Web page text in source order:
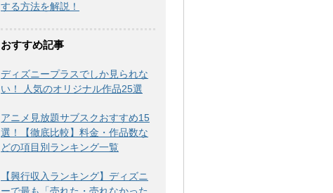
する方法を解説！
おすすめ記事
ディズニープラスでしか見られな
い！ 人気のオリジナル作品25選
アニメ見放題サブスクおすすめ15
選！【徹底比較】料金・作品数な
どの項目別ランキング一覧
【興行収入ランキング】ディズニ